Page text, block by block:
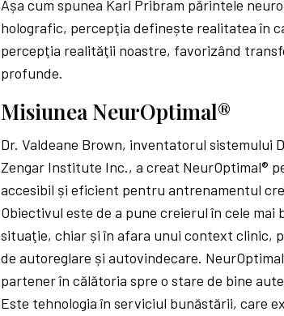
Așa cum spunea Karl Pribram părintele
holografic, percepţia definește realitatea în
percepţia realităţii noastre, favorizând
profunde.
Misiunea NeurOptimal®
Dr. Valdeane Brown, inventatorul sistemului
Zengar Institute Inc., a creat NeurOptimal®
accesibil și eficient pentru antrenamentul
Obiectivul este de a pune creierul în cele
situaţie, chiar și în afara unui context clinic,
de autoreglare și autovindecare.
partener în călătoria spre o stare de bine
Este tehnologia în serviciul bunăstării, care